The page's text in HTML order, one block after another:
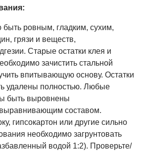
ровным, гладким, сухим,
грязи и веществ,
Старые остатки клея и
зачистить стальной
впитывающую основу. Остатки
удалены полностью. Любые
быть выровнены
составом.
гипсокартон или другие сильно
необходимо загрунтовать
водой 1:2). Проверьте/